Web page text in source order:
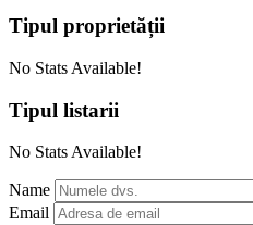
Tipul proprietății
No Stats Available!
Tipul listarii
No Stats Available!
Name
Email